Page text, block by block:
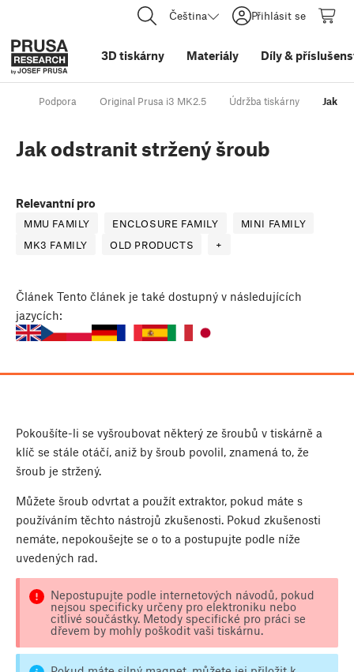
Čeština Přihlásit se
3D tiskárny Materiály Díly&
Podpora Original Prusa i3 MK2.5 Údržba tiskárny Jak
Jak odstranit stržený šroub
Relevantní pro
MMU FAMILY ENCLOSURE FAMILY
MINI FAMILY
MK3 FAMILY
OLD PRODUCTS +
Článek Tento článek je také dostupný v následujících
jazycích:
Pokoušíte-li se vyšroubovat některý ze šroubů v tiskárně a
klíč se stále otáčí, aniž by šroub povolil, znamená to, že
šroub je stržený.
Můžete šroub odvrtat a použít extraktor, pokud máte s
používáním těchto nástrojů zkušenosti. Pokud zkušenosti
nemáte, nepokoušejte se o to a postupujte podle níže
uvedených rad.
Nepostupujte podle internetových návodů, pokud
nejsou specificky určeny pro elektroniku nebo
citlivé součástky. Metody specifické pro práci se
dřevem by mohly poškodit vaši tiskárnu.